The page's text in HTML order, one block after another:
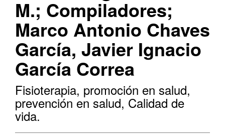
M.; Compiladores;
Marco Antonio Chaves
García, Javier Ignacio
García Correa
Fisioterapia, promoción en salud,
prevención en salud, Calidad de
vida.